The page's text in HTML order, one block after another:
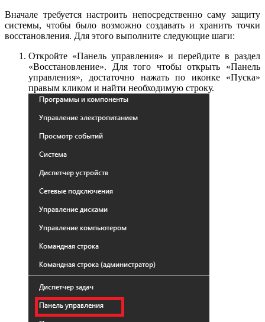
Вначале требуется настроить непосредственно саму защиту
системы, чтобы было возможно создавать и хранить точки
восстановления. Для этого выполните следующие шаги:
Откройте «Панель управления» и перейдите в раздел
«Восстановление». Для того чтобы открыть «Панель
управления», достаточно нажать по иконке «Пуска»
правым кликом и найти необходимую строку.